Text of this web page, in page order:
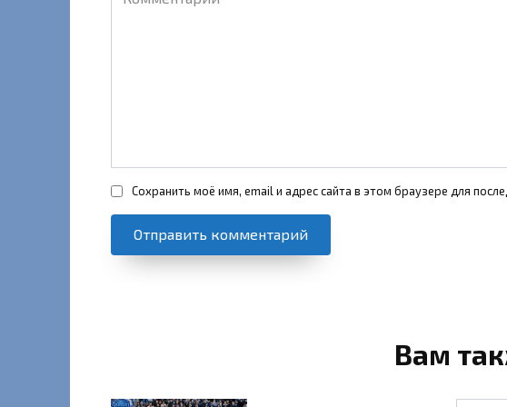
Сохранить моё имя, email и адрес сайта в этом браузере для
Вам